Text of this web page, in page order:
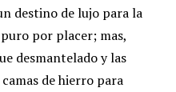
destino de lujo para la
por placer; mas,
desmantelado y las
de hierro para